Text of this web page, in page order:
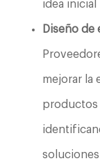
idea inicial
Diseño de
mejorar la
productos